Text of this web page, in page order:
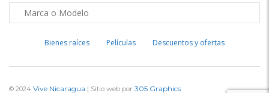
Bienes raíces Películas Descuentos y ofertas
© 2024 Vive Nicaragua | Sitio web por 305 Graphics